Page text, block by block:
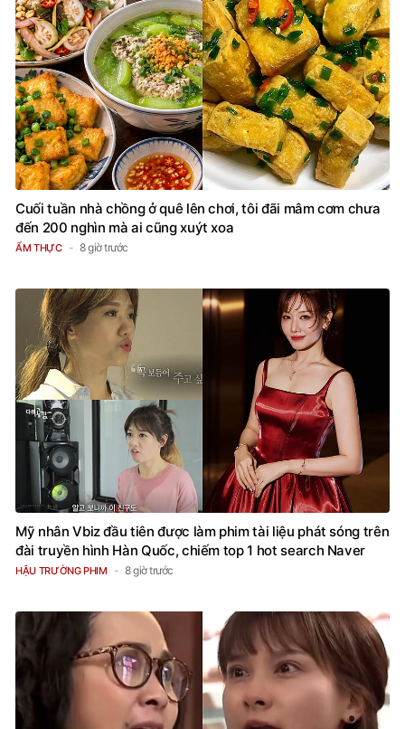
Cuối tuần nhà chồng ở quê lên chơi, tôi đãi mâm cơm chưa
đến 200 nghìn mà ai cũng xuýt xoa
ẨM THỰC 8 giờ trước
Mỹ nhân Vbiz đầu tiên được làm phim tài liệu phát sóng trên
đài truyền hình Hàn Quốc, chiếm top 1 hot search Naver
HẬU TRƯỜNG PHIM 8 giờ trước